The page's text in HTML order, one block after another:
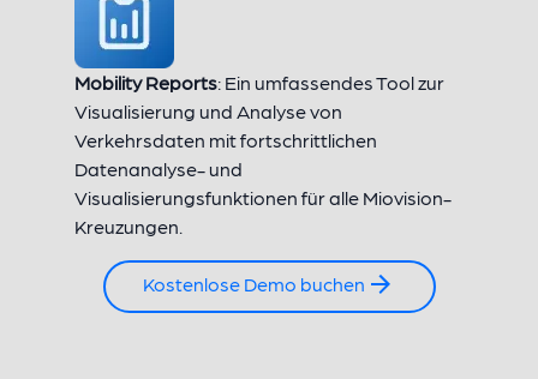
Mobility Reports: Ein umfassendes Tool zur
Visualisierung und Analyse von
Verkehrsdaten mit fortschrittlichen
Datenanalyse- und
Visualisierungsfunktionen für alle Miovision-
Kreuzungen.
Kostenlose Demo buchen